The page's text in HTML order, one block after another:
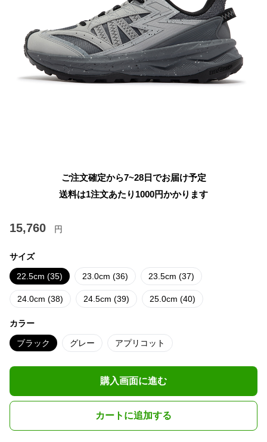
ご注文確定から7~28日でお届け予定
送料は1注文あたり 1000円かかります
15,760 円
サイズ
22.5cm (35) 23.0cm (36) 23.5cm (37)
24.0cm (38) 24.5cm (39) 25.0cm (40)
カラー
ブラック グレー アプリコット
購入画面に進む
カートに追加する